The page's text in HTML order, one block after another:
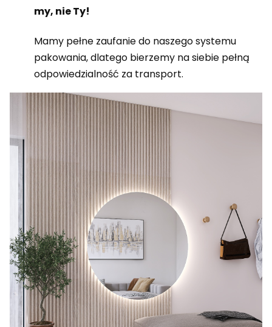
my, nie Ty!
Mamy pełne zaufanie do naszego systemu
pakowania, dlatego bierzemy na siebie pełną
odpowiedzialność za transport.